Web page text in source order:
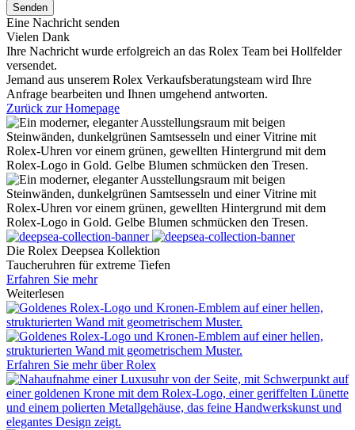
Senden
Eine Nachricht senden
Vielen Dank
Ihre Nachricht wurde erfolgreich an das Rolex Team bei Hollfelder
versendet.
Jemand aus unserem Rolex Verkaufsberatungsteam wird Ihre
Anfrage bearbeiten und Ihnen umgehend antworten.
Zurück zur Homepage
Die Rolex Deepsea Kollektion
Taucheruhren für extreme Tiefen
Erfahren Sie mehr
Weiterlesen
Erfahren Sie mehr überRolex